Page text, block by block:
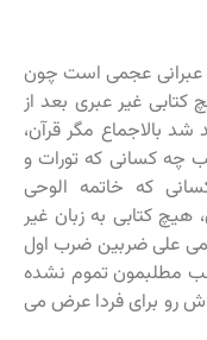
عجمی است چون
غیر عبری بعد از
بالاجماع مگر قرآن،
چه کسانی که تورات و
که خاتمه الوحی
هیچ کتابی به زبان غیر
علی ضربین ضرب اول
مطلبمون تموم نشده
رو برای فردا عرض می